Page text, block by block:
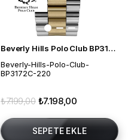
Beverly Hills Polo Club BP3172C.220 Kadın Kol Saati
Beverly-Hills-Polo-Club-
BP3172C-220
₺7.198,00
₺7.199,00
SEPETE EKLE